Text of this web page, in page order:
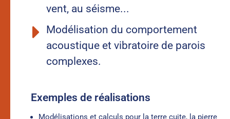
vent, au séisme...
Modélisation du comportement
acoustique et vibratoire de parois
complexes.
Exemples de réalisations
Modélisations et calculs pour la terre cuite, la pierre